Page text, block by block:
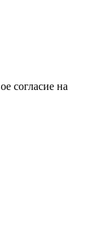
согласие на